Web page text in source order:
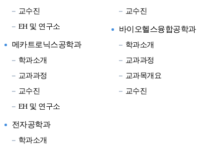
교수진
EH 및 연구소
메카트로닉스공학과
학과소개
교과과정
교수진
EH 및 연구소
전자공학과
학과소개
교수진
바이오헬스융합공학과
학과소개
교과과정
교과목개요
교수진